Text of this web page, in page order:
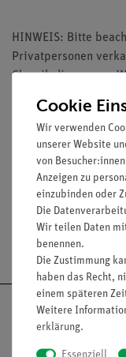
HINWEIS: Bitte
Privatpersonen
Chemikalien nur an
Lehranstalten
Media /
Cookie
Wir verwenden
unserer Website
von
Anzeigen zu
einzubinden oder
Die
Wir teilen Daten
benennen.
Die Zustimmung
haben das Recht,
einem späteren
Weitere
erklärung.
Essenziell